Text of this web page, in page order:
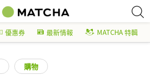
優惠券 最新情報 MATCHA 特輯
購物